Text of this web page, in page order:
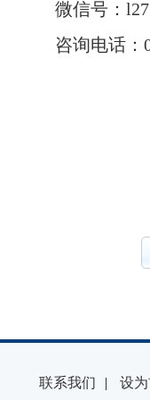
微信号：
咨询电话：
联系我们 | 设